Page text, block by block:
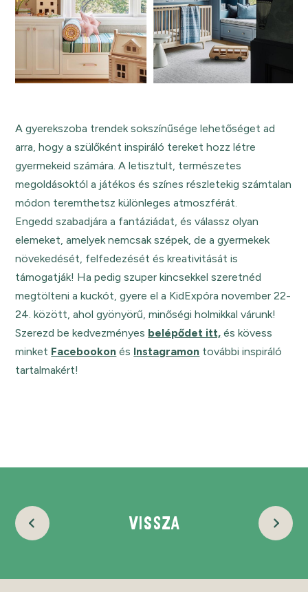
A gyerekszoba trendek sokszínűsége lehetőséget ad
arra, hogy a szülőként inspiráló tereket hozz létre
gyermekeid számára. A letisztult, természetes
megoldásoktól a játékos és színes részletekig számtalan
módon teremthetsz különleges atmoszférát.
Engedd szabadjára a fantáziádat, és válassz olyan
elemeket, amelyek nemcsak szépek, de a gyermekek
növekedését, felfedezését és kreativitását is
támogatják! Ha pedig szuper kincsekkel szeretnéd
megtölteni a kuckót, gyere el a KidExpóra november 22-
24. között, ahol gyönyörű, minőségi holmikkal várunk!
Szerezd be kedvezményes belépődet itt, és kövess
minket Facebookon és Instagramon további inspiráló
tartalmakért!
VISSZA